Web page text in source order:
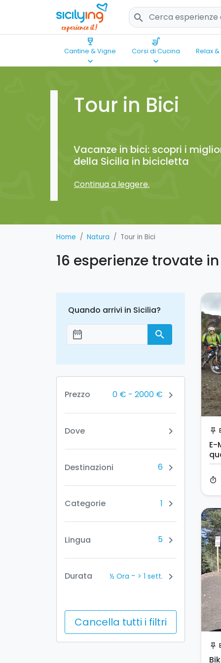
search
wine_bar
Cantine & Vigne
keyboard_arrow_down
soup_kitchen
Corsi di Cucina
keyboard_arrow_down
Relax
Tour in Bici
Vacanze in bici: scopri i
della Sicilia in bicicletta
Continua a leggere.
Home Natura Tour in Bici
16 esperienze trovate
Quando arrivi in Sicilia?
Aggiungi le date
date_range search
Prezzo 0 € - 2000 € chevron_right
Dove chevron_right
Destinazioni 6 chevron_right
Categorie 1 chevron_right
Lingua 5 chevron_right
Durata ½ Ora - > 1 sett. chevron_right
Cancella tutti i filtri
push_pin
E-
timer
push_pin